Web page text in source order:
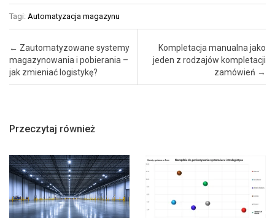
Tagi: Automatyzacja magazynu
Post navigation
← Zautomatyzowane systemy
magazynowania i pobierania –
jak zmieniać logistykę?
Kompletacja manualna jako
jeden z rodzajów kompletacji
zamówień →
Przeczytaj również